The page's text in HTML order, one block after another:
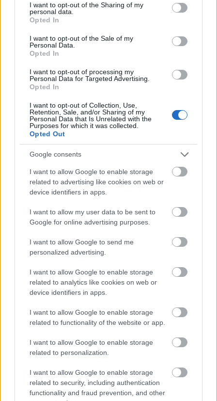
not limited to your visit or usage behaviour. You may click to
grant or deny consent to Google and its third-party tags to
use your data for below specified purposes in below Google
consent section.
I want to opt-out of the Sharing of my
personal data.
Opted In
I want to opt-out of the Sale of my
Personal Data.
Opted In
I want to opt-out of processing my
Personal Data for Targeted Advertising.
Opted In
I want to opt-out of Collection, Use,
Retention, Sale, and/or Sharing of my
Personal Data that Is Unrelated with the
Purposes for which it was collected.
Opted Out
Google consents
I want to allow Google to enable storage
related to advertising like cookies on web or
device identifiers in apps.
I want to allow my user data to be sent to
Google for online advertising purposes.
I want to allow Google to send me
personalized advertising.
I want to allow Google to enable storage
related to analytics like cookies on web or
device identifiers in apps.
I want to allow Google to enable storage
related to functionality of the website or app.
I want to allow Google to enable storage
related to personalization.
I want to allow Google to enable storage
related to security, including authentication
functionality and fraud prevention, and other
Következő vacsoránkat ismét Nánási Lajos
komponálta, akit már jól ismerhetünk pazar francia-
és fúziós vacsoráinkról. Lajos 1,5 évet dolgozott egy
francia Michelin csillagos étteremben és legalább
egy évtizedet töltött el séfként külföldön a Karib-
térségben, Izraelben,…
Francia (provence-i) vacsora - Cafe
Provence Bistro
•2012. szeptember 12.
Következő vacsoránkon hamisítatlan mediterrán
provence-i ízekkel ismerkedhettünk meg a Café
Provence Bistro jóvoltából. Az étterem egyébként
már négy éve üzemel (főleg kávézóként eddig);…
DÉL-FRANCIA VACSORA A CHEZ
DANIEL ÉTTEREMBEN
• 2012. május 21.
Ázsiai és afrikai vacsoránk után ismét “Európa”
következett vacsorakalandjaink sorában – ráadásul
“pazar” helyre mentünk. Már majdnem két évtizede
megnyitott a Chez Daniel nevű francia családi
étterem Budapesten, mi pedig a mai napig nem…
Francia bisztróvacsora - Anthony
Bourdain is megirigyelné
Következő vacsoránk francia bisztróvacsora volt a